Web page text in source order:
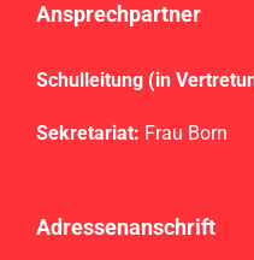
Ansprechpartner
Schulleitung (in
Sekretariat: Frau Born
Adressenanschrift